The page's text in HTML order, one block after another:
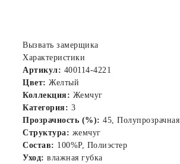
Вызвать замерщика
Характеристики
Артикул: 400114-4221
Цвет: Желтый
Коллекция: Жемчуг
Категория: 3
Прозрачность (%): 45, Полупрозрачная
Структура: жемчуг
Состав: 100%P, Полиэстер
Уход: влажная губка